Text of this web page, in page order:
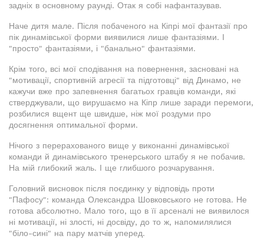
задніх в основному раунді. Отак я собі нафантазував.
Наче дитя мале. Після побаченого на Кіпрі мої фантазії про
пік динамівської форми виявилися лише фантазіями. І
"просто" фантазіями, і "банально" фантазіями.
Крім того, всі мої сподівання на повернення, засновані на
"мотивації, спортивній агресії та підготовці" від Динамо, не
кажучи вже про запевнення багатьох гравців команди, які
стверджували, що вирушаємо на Кіпр лише заради перемоги,
розбилися вщент ще швидше, ніж мої роздуми про
досягнення оптимальної форми.
Нічого з перерахованого вище у виконанні динамівської
команди й динамівського тренерського штабу я не побачив.
На мій глибокий жаль. І ще глибшого розчарування.
Головний висновок після поєдинку у відповідь проти
"Пафосу": команда Олександра Шовковського не готова. Не
готова абсолютно. Мало того, що в її арсеналі не виявилося
ні мотивації, ні злості, ні досвіду, до то ж, напомилялися
"біло-сині" на пару матчів уперед.